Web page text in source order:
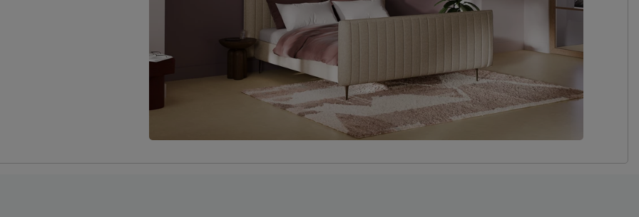
Match je eindeloos met
stel je jouw ideale bed
Modelnaam hoofdbord
Modelnaam poten
Wing
metaal
goud
Goed om te weten